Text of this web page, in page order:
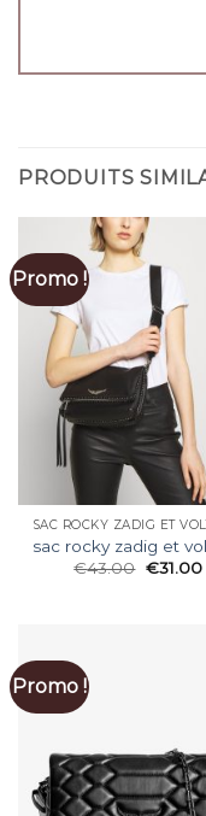
PRODUITS
Promo !
SAC ROCKY ZADIG ET
sac rocky zadig et
€43.00 €31.00
Promo !